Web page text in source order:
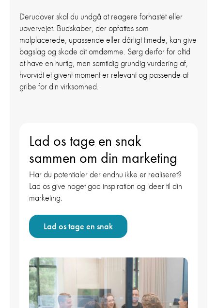
Derudover skal du undgå at reagere forhastet eller
uovervejet. Budskaber, der opfattes som
malplacerede, upassende eller dårligt timede, kan give
bagslag og skade dit omdømme. Sørg derfor for altid
at have en hurtig, men samtidig grundig vurdering af,
hvorvidt et givent moment er relevant og passende at
gribe for din virksomhed.
Lad os tage en snak
sammen om din marketing
Har du potentialer der endnu ikke er realiseret?
Lad os give noget god inspiration og ideer til din
marketing.
Lad os tage en snak